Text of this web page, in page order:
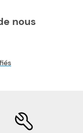
nous